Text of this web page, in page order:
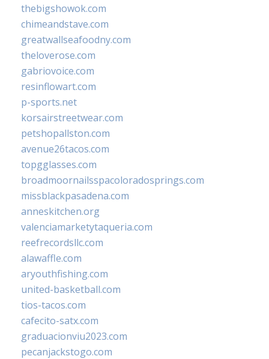
thebigshowok.com
chimeandstave.com
greatwallseafoodny.com
theloverose.com
gabriovoice.com
resinflowart.com
p-sports.net
korsairstreetwear.com
petshopallston.com
avenue26tacos.com
topgglasses.com
broadmoornailsspacoloradosprings.com
missblackpasadena.com
anneskitchen.org
valenciamarketytaqueria.com
reefrecordsllc.com
alawaffle.com
aryouthfishing.com
united-basketball.com
tios-tacos.com
cafecito-satx.com
graduacionviu2023.com
pecanjackstogo.com